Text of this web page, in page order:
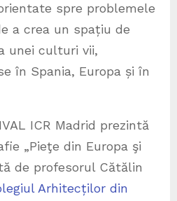
spre problemele
a crea un spațiu de
unei culturi vii,
în Spania, Europa și în
ICR Madrid prezintă
„Pieţe din Europa şi
de profesorul Cătălin
Arhitecților din